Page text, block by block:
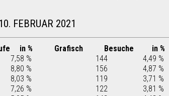
FEBRUAR 2021
in % Grafisch Besuche in %
7,58 % 144
4,49 %
8,80 % 156
4,87 %
8,03 % 119
3,71 %
7,26 % 122
3,81 %